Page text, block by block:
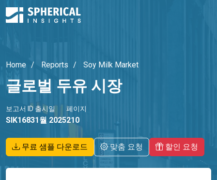
Home Reports Soy Milk Market
글로벌 두유 시장
보고서 ID
SIK1683
출시일
1월 2025
페이지
210
무료 샘플 다운로드 맞춤 요청 할인 요청